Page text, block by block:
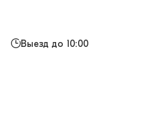
Выезд до 10:00